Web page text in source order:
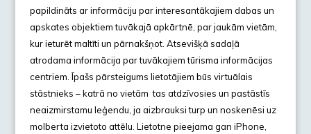
papildināts ar informāciju par interesantākajiem dabas un
apskates objektiem tuvākajā apkārtnē, par jaukām vietām,
kur ieturēt maltīti un pārnakšņot. Atsevišķā sadaļā
atrodama informācija par tuvākajiem tūrisma informācijas
centriem. Īpašs pārsteigums lietotājiem būs virtuālais
stāstnieks – katrā no vietām tas atdzīvosies un pastāstīs
neaizmirstamu leģendu, ja aizbrauksi turp un noskenēsi uz
molberta izvietoto attēlu. Lietotne pieejama gan iPhone,